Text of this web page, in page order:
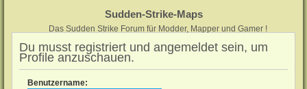
Sudden-Strike-Maps
Das Sudden Strike Forum für Modder, Mapper und Gamer !
Du musst registriert und angemeldet sein, um
Profile anzuschauen.
Benutzername: